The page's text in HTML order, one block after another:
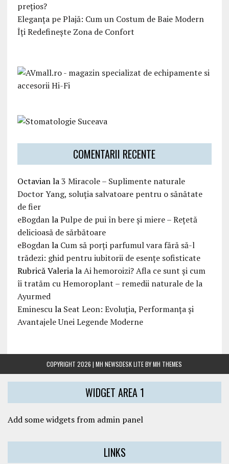
prețios?
Eleganța pe Plajă: Cum un Costum de Baie Modern
Îți Redefinește Zona de Confort
COMENTARII RECENTE
Octavianla3 Miracole – Suplimente naturale
Doctor Yang, soluția salvatoare pentru o sănătate
de fier
eBogdanlaPulpe de pui în bere și miere – Rețetă
delicioasă de sărbătoare
eBogdanla Cum să porți parfumul vara fără să-l
trădezi: ghid pentru iubitorii de esențe sofisticate
Rubrică ValerialaAi hemoroizi? Afla ce sunt și cum
îi tratăm cu Hemoroplant – remedii naturale de la
Ayurmed
Eminescula Seat Leon: Evoluția, Performanța și
Avantajele Unei Legende Moderne
COPYRIGHT 2026 | MH NEWSDESK LITE BYMH THEMES
WIDGET AREA 1
Add some widgets from admin panel
LINKS